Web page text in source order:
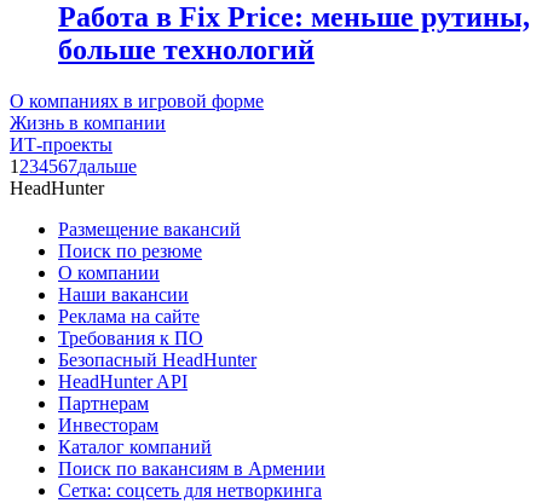
Работа в Fix Price: меньше рутины,
больше технологий
О компаниях в игровой форме
Жизнь в компании
ИТ-проекты
1 234567дальше
HeadHunter
Размещение вакансий
Поиск по резюме
О компании
Наши вакансии
Реклама на сайте
Требования к ПО
Безопасный HeadHunter
HeadHunter API
Партнерам
Инвесторам
Каталог компаний
Поиск по вакансиям в Армении
Сетка: соцсеть для нетворкинга